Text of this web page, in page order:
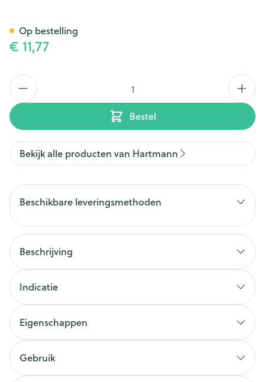
€ 11,77
Aantal
Bestel
Op bestelling
Bekijk alle producten van Hartmann
Beschikbare leveringsmethoden
Beschrijving
Indicatie
Eigenschappen
Gebruik